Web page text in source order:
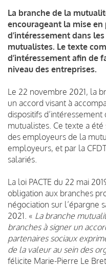
La branche de la
encourageant la mise
d’intéressement dans
mutualistes. Le texte
d’intéressement afin de
niveau des entreprises.
Le 22 novembre 2021, la
un accord visant à
dispositifs
mutualistes. Ce texte a été
des employeurs de la
employeurs, et par la
salariés.
La loi PACTE du 22 mai
obligation aux branches
négociation sur l’épargne
2021. « La branche
branches à signer un
partenaires sociaux
de la valeur au sein des
félicite Marie-Pierre Le